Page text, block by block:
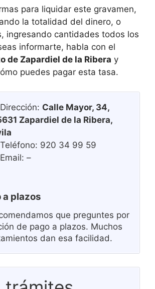
para liquidar este gravamen,
la totalidad del dinero, o
ingresando cantidades todos los
informarte, habla con el
de Zapardiel de la Ribera y
puedes pagar esta tasa.
Dirección: Calle Mayor, 34,
Zapardiel de la Ribera,
Teléfono: 920 34 99 59
Email: –
a plazos
que preguntes por
de pago a plazos. Muchos
dan esa facilidad.